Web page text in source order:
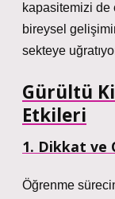
kapasitemizi de
bireysel
sekteye
Gürültü
Etkileri
1. Dikkat ve
Öğrenme